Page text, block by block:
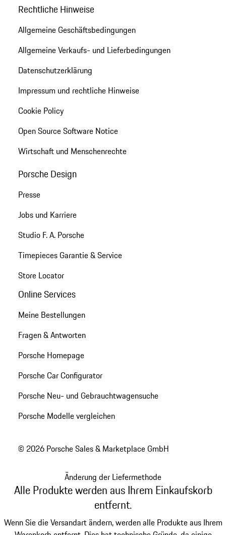
Rechtliche Hinweise
Allgemeine Geschäftsbedingungen
Allgemeine Verkaufs- und Lieferbedingungen
Datenschutzerklärung
Impressum und rechtliche Hinweise
Cookie Policy
Open Source Software Notice
Wirtschaft und Menschenrechte
Porsche Design
Presse
Jobs und Karriere
Studio F. A. Porsche
Timepieces Garantie & Service
Store Locator
Online Services
Meine Bestellungen
Fragen & Antworten
Porsche Homepage
Porsche Car Configurator
Porsche Neu- und Gebrauchtwagensuche
Porsche Modelle vergleichen
© 2026 Porsche Sales & Marketplace GmbH
Änderung der Liefermethode
Alle Produkte werden aus Ihrem Einkaufskorb
entfernt.
Wenn Sie die Versandart ändern, werden alle Produkte aus Ihrem